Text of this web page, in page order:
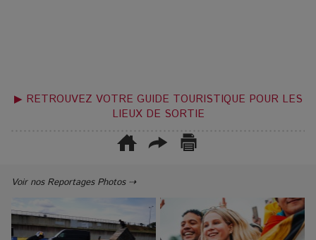
▶ RETROUVEZ VOTRE GUIDE TOURISTIQUE POUR LES
LIEUX DE SORTIE
Voir nos Reportages Photos ⇢